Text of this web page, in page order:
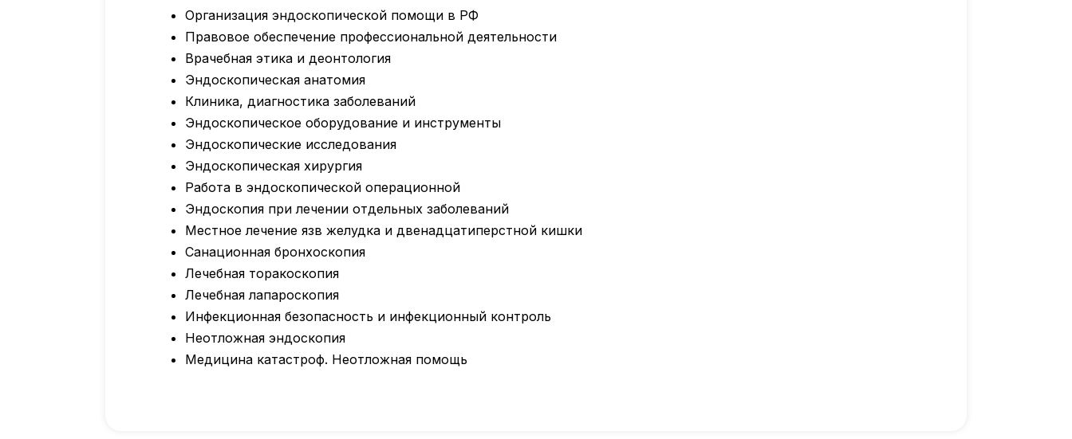
Организация эндоскопической помощи в РФ
Правовое обеспечение профессиональной деятельности
Врачебная этика и деонтология
Эндоскопическая анатомия
Клиника, диагностика заболеваний
Эндоскопическое оборудование и инструменты
Эндоскопические исследования
Эндоскопическая хирургия
Работа в эндоскопической операционной
Эндоскопия при лечении отдельных заболеваний
Местное лечение язв желудка и двенадцатиперстной кишки
Санационная бронхоскопия
Лечебная торакоскопия
Лечебная лапароскопия
Инфекционная безопасность и инфекционный контроль
Неотложная эндоскопия
Медицина катастроф. Неотложная помощь